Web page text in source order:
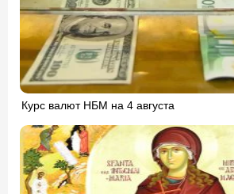
Курс валют НБМ на 4 августа